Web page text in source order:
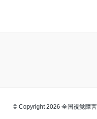
© Copyright 2026 全国視覚障